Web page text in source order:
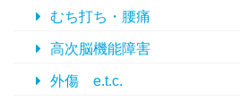
むち打ち・腰痛
高次脳機能障害
外傷 e.t.c.